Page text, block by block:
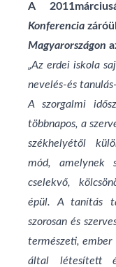
A
Konferencia
Magyarországon
„Az erdei iskola
nevelés-és
A szorgalmi
többnapos, a
székhelyétől
mód, amelynek
cselekvő,
épül. A tanítás
szorosan és
természeti, ember
által létesített